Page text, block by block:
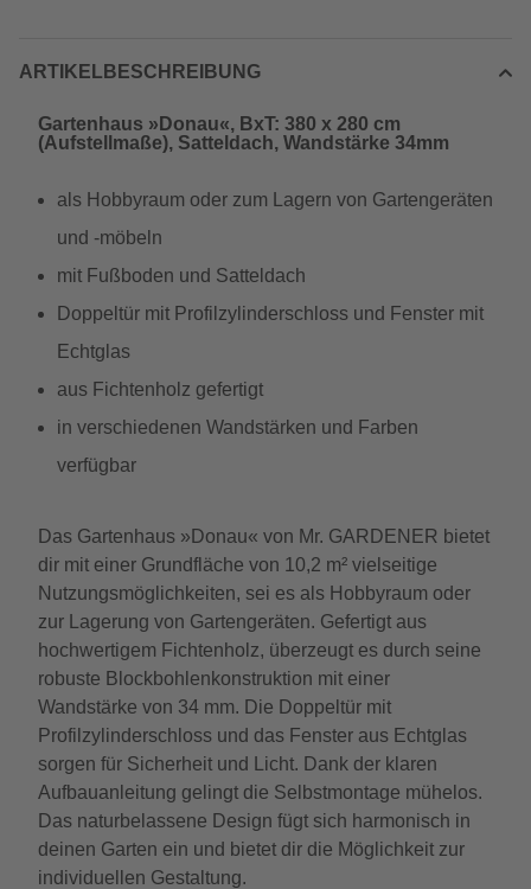
ARTIKELBESCHREIBUNG
Gartenhaus »Donau«, BxT: 380 x 280 cm
(Aufstellmaße), Satteldach, Wandstärke 34mm
als Hobbyraum oder zum Lagern von Gartengeräten
und -möbeln
mit Fußboden und Satteldach
Doppeltür mit Profilzylinderschloss und Fenster mit
Echtglas
aus Fichtenholz gefertigt
in verschiedenen Wandstärken und Farben
verfügbar
Das Gartenhaus »Donau« von Mr. GARDENER bietet
dir mit einer Grundfläche von 10,2 m² vielseitige
Nutzungsmöglichkeiten, sei es als Hobbyraum oder
zur Lagerung von Gartengeräten. Gefertigt aus
hochwertigem Fichtenholz, überzeugt es durch seine
robuste Blockbohlenkonstruktion mit einer
Wandstärke von 34 mm. Die Doppeltür mit
Profilzylinderschloss und das Fenster aus Echtglas
sorgen für Sicherheit und Licht. Dank der klaren
Aufbauanleitung gelingt die Selbstmontage mühelos.
Das naturbelassene Design fügt sich harmonisch in
deinen Garten ein und bietet dir die Möglichkeit zur
individuellen Gestaltung.